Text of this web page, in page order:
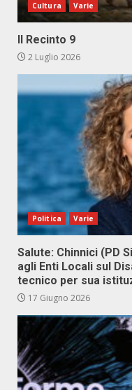
Cultura Varie
Il Recinto 9
2 Luglio 2026
Politica Varie
Salute: Chinnici (PD
agli Enti Locali sul
tecnico per sua
17 Giugno 2026